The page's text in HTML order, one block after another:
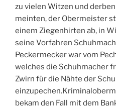
zu vielen Witzen und
meinten, der Obermeister
einem Ziegenhirten ab, in
seine Vorfahren
Peckermecker war vom
welches die Schuhmacher
Zwirn für die Nähte der
bekam den Fall mit dem